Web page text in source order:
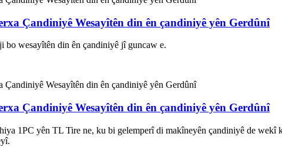
Çandiniyê Wesayîtên din ên çandiniyê yên Gerdûnî
bo wesayîtên din ên çandiniyê jî guncaw e.
Çandiniyê Wesayîtên din ên çandiniyê yên Gerdûnî
1PC yên TL Tire ne, ku bi gelemperî di makîneyên çandiniyê de